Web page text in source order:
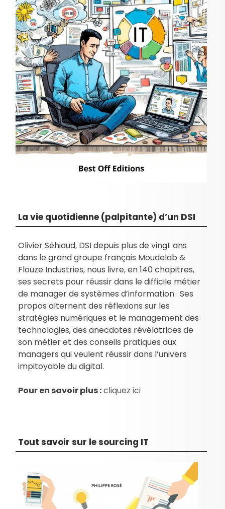
La vie quotidienne (palpitante) d’un DSI
Olivier Séhiaud, DSI depuis plus de vingt ans
dans le grand groupe français Moudelab &
Flouze Industries, nous livre, en 140 chapitres,
ses secrets pour réussir dans le difficile métier
de manager de systèmes d’information. Ses
propos alternent des réflexions sur les
stratégies numériques et le management des
technologies, des anecdotes révélatrices de
son métier et des conseils pratiques aux
managers qui veulent réussir dans l’univers
impitoyable du digital.
Pour en savoir plus :cliquez ici
Tout savoir sur le sourcing IT